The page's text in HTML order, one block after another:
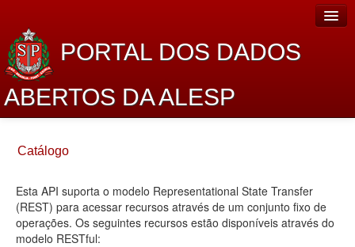
PORTAL DOS DADOS
ABERTOS DA ALESP
Sobre o projeto
Dados Abertos Alesp
Lei de Acesso à Informação
Catálogo
Esta API suporta o modelo Representational State Transfer
(REST) para acessar recursos através de um conjunto fixo de
operações. Os seguintes recursos estão disponíveis através do
modelo RESTful: